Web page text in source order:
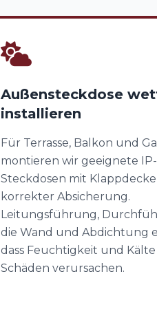
Außensteckdose
installieren
Für Terrasse, Balkon und
montieren wir geeignete
Steckdosen mit
korrekter Absicherung.
Leitungsführung,
die Wand und Abdichtung
dass Feuchtigkeit und
Schäden verursachen.